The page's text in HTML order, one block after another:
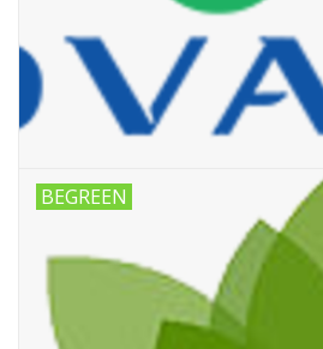
Bestuiving
Brimex kaarten
Vallen
Drukspuiten
Onkruid & Reiniging
BEGREEN